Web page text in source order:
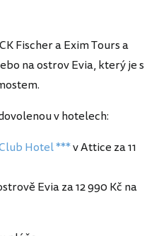
Fischer a Exim Tours a
na ostrov Evia, který je s
v hotelech:
Hotel ***v Attice za 11
Evia za 12 990 Kč na